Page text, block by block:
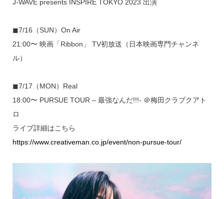
J-WAVE presents INSPIRE TOKYO 2023 出演
◼7/16（SUN）On Air
21:00〜 映画「Ribbon」 TV初放送（日本映画専門チャンネ
ル）
◼7/17（MON）Real
18:00〜 PURSUE TOUR – 最強なんだ!!!- ＠梅田クラブクアト
ロ
ライブ詳細はこちら
https://www.creativeman.co.jp/event/non-pursue-tour/